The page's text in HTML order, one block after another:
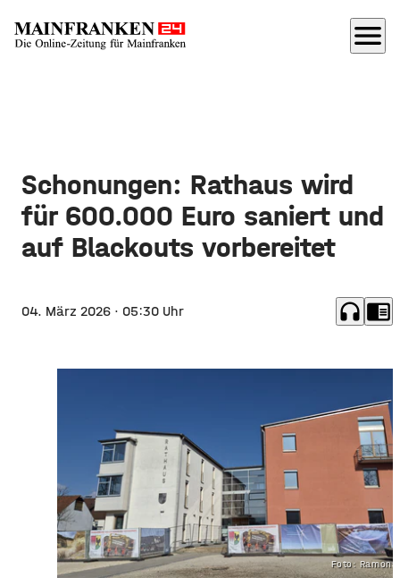
menu
Schonungen: Rathaus wird
für 600.000 Euro saniert und
auf Blackouts vorbereitet
04. März 2026 · 05:30 Uhr headphones chrome_reader_mode
Foto: